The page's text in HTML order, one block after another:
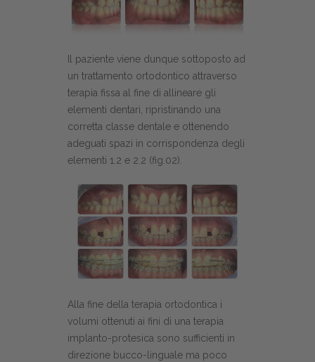
Il paziente viene dunque sottoposto ad
un trattamento ortodontico attraverso
terapia fissa al fine di allineare gli
elementi dentari, ripristinando una
corretta classe dentale e ottenendo
adeguati spazi in corrispondenza degli
elementi 1.2 e 2.2 (fig.02).
Alla fine della terapia ortodontica i
volumi ottenuti ai fini di una terapia
implanto-protesica sono sufficienti in
direzione bucco-linguale ma poco